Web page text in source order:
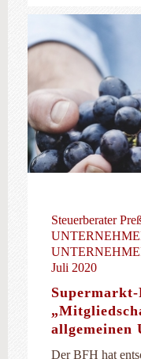
Steuerberater
Juli 2020
allgemeinen
Der BFH hat